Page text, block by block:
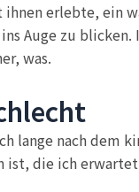
erlebte, ein
Auge zu
was.
nach dem
ist, die ich